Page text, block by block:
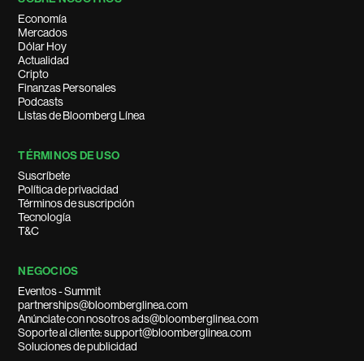
Economía
Mercados
Dólar Hoy
Actualidad
Cripto
Finanzas Personales
Podcasts
Listas de Bloomberg Línea
TÉRMINOS DE USO
Suscríbete
Política de privacidad
Términos de suscripción
Tecnología
T&C
NEGOCIOS
Eventos - Summit
partnerships@bloomberglinea.com
Anúnciate con nosotros ads@bloomberglinea.com
Soporte al cliente: support@bloomberglinea.com
Soluciones de publicidad